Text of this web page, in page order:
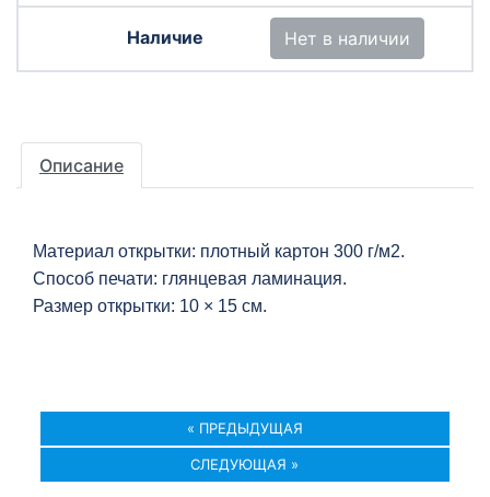
Нет в наличии
Описание
Материал открытки: плотный картон 300 г/м2.
Способ печати: глянцевая ламинация.
Размер открытки: 10 × 15 см.
« ПРЕДЫДУЩАЯ
СЛЕДУЮЩАЯ »